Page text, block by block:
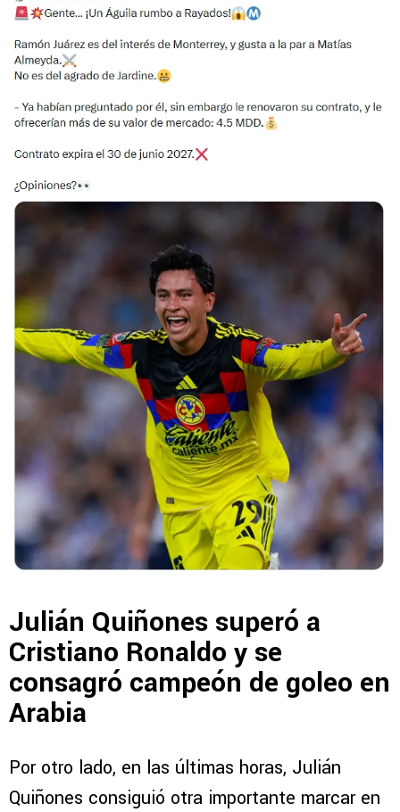
Julián Quiñones superó a
Cristiano Ronaldo y se
consagró campeón de goleo en
Arabia
Por otro lado, en las últimas horas, Julián
Quiñones consiguió otra importante marcar en